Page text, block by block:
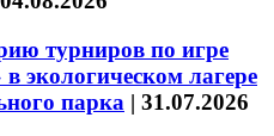
турниров по игре
экологическом лагере
парка | 31.07.2026